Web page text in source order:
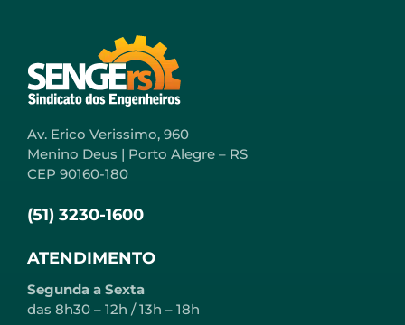
Av. Erico Verissimo, 960
Menino Deus | Porto Alegre – RS
CEP 90160-180
(51) 3230-1600
ATENDIMENTO
Segunda a Sexta
das 8h30 – 12h / 13h – 18h